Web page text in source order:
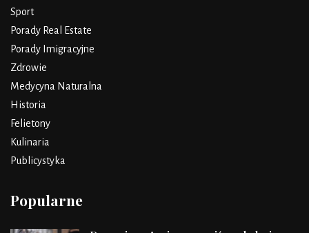
Sport
Porady Real Estate
Porady Imigracyjne
Zdrowie
Medycyna Naturalna
Historia
Felietony
Kulinaria
Publicystyka
Popularne